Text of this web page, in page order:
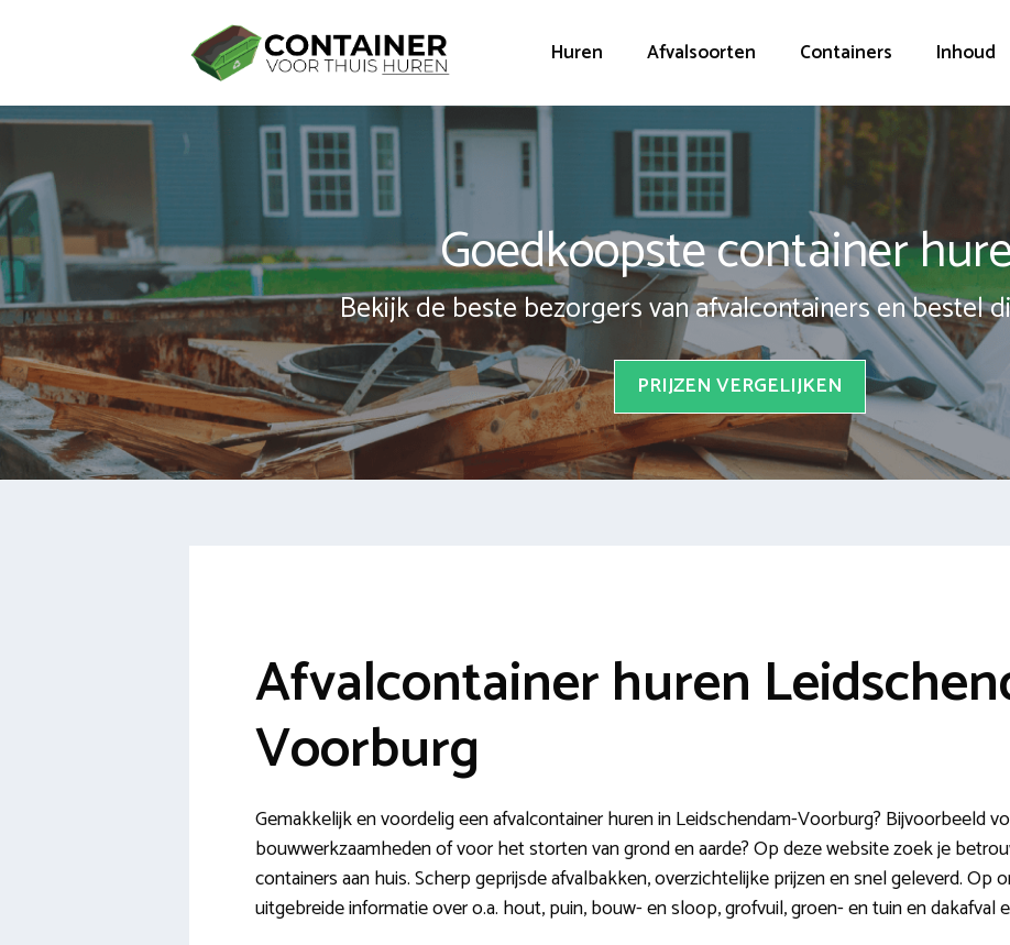
Huren Afvalsoorten Containers Inhoud
Goedkoopste container
Bekijk de beste bezorgers van afvalcontainers en bestel
PRIJZEN VERGELIJKEN
Afvalcontainer huren
Voorburg
Gemakkelijk en voordelig een afvalcontainer huren in Leidschendam-Voorburg? Bijvoorbeeld
bouwwerkzaamheden of voor het storten van grond en aarde? Op deze website zoek je
containers aan huis. Scherp geprijsde afvalbakken, overzichtelijke prijzen en snel geleverd. Op
uitgebreide informatie over o.a. hout, puin, bouw- en sloop, grofvuil, groen- en tuin en dakafval